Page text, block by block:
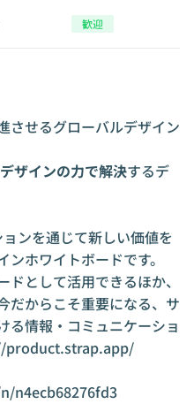
歓迎
させるグローバルデザイン
ザインの力で解決するデ
ンを通じて新しい価値を
ホワイトボードです。
として活用できるほか、
だからこそ重要になる、サ
る情報・コミュニケーショ
product.strap.app/
n4ecb68276fd3